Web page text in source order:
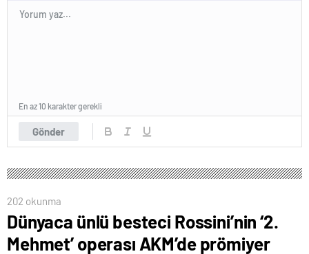
Gönder
En az 10 karakter gerekli
202 okunma
Dünyaca ünlü besteci Rossini’nin ‘2.
Mehmet’ operası AKM’de prömiyer